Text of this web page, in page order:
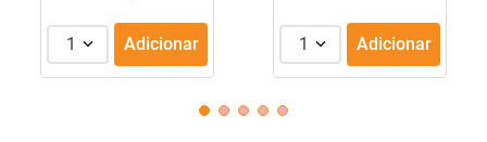
1 Adicionar 1 Adicionar